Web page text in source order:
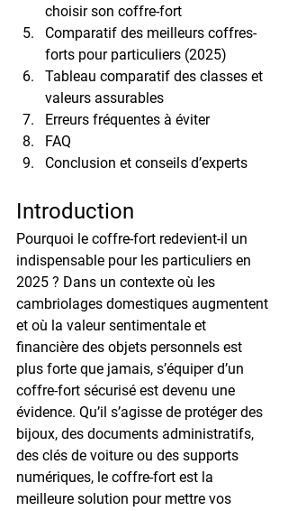
choisir son coffre-fort
Comparatif des meilleurs coffres-
forts pour particuliers (2025)
Tableau comparatif des classes et
valeurs assurables
Erreurs fréquentes à éviter
FAQ
Conclusion et conseils d’experts
Introduction
Pourquoi le coffre-fort redevient-il un
indispensable pour les particuliers en
2025 ? Dans un contexte où les
cambriolages domestiques augmentent
et où la valeur sentimentale et
financière des objets personnels est
plus forte que jamais, s’équiper d’un
coffre-fort sécurisé est devenu une
évidence. Qu’il s’agisse de protéger des
bijoux, des documents administratifs,
des clés de voiture ou des supports
numériques, le coffre-fort est la
meilleure solution pour mettre vos